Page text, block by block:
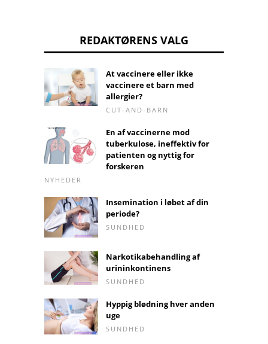
REDAKTØRENS VALG
At vaccinere eller ikke
vaccinere et barn med
allergier?
CUT-AND-BARN
En af vaccinerne mod
tuberkulose, ineffektiv for
patienten og nyttig for
forskeren
NYHEDER
Insemination i løbet af din
periode?
SUNDHED
Narkotikabehandling af
urininkontinens
SUNDHED
Hyppig blødning hver anden
uge
SUNDHED